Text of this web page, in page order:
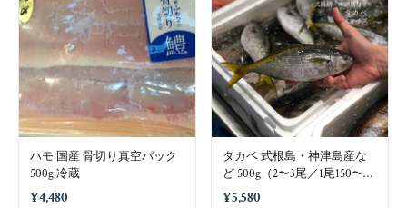
ハモ 国産 骨切り真空パック
500g 冷蔵
¥4,480
タカベ 式根島・神津島産な
ど 500g（2〜3尾／1尾150〜
250g）冷蔵
¥5,580